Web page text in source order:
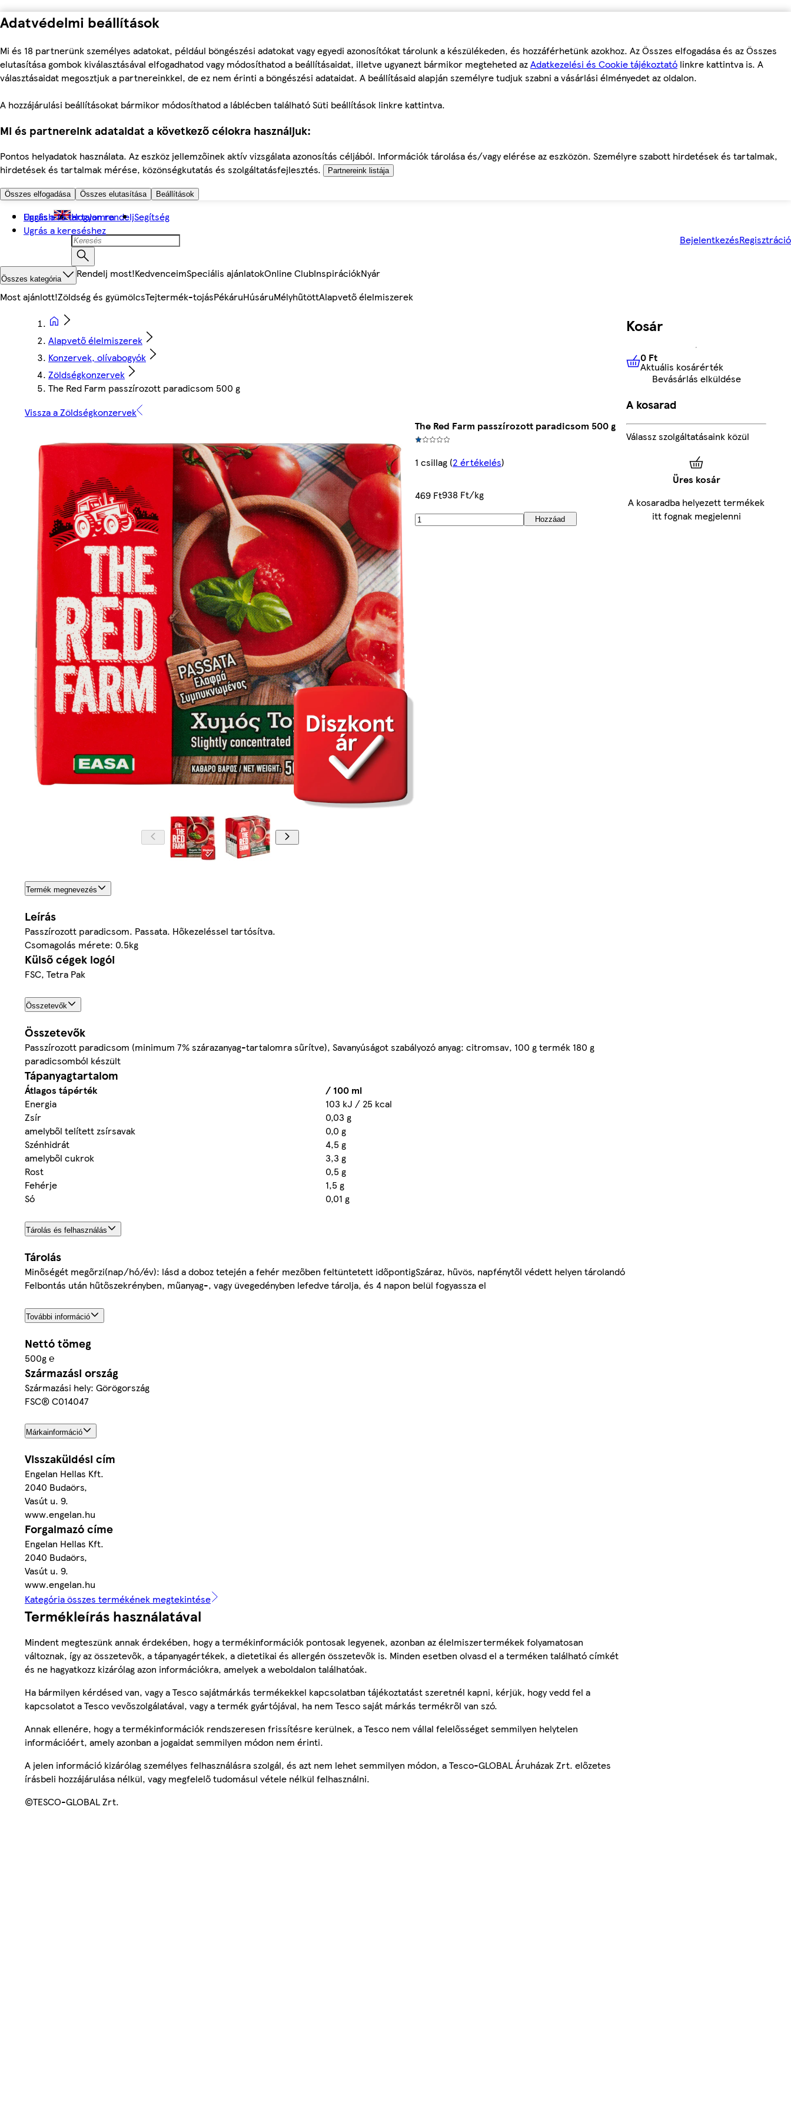
Adatvédelmi beállítások
Mi és 18 partnerünk személyes adatokat, például böngészési adatokat vagy egyedi azonosítókat tárolunk a készülékeden, és hozzáférhetünk azokhoz. Az Összes elfogadása és az Összes
elutasítása gombok kiválasztásával elfogadhatod vagy módosíthatod a beállításaidat, illetve ugyanezt bármikor megteheted azAdatkezelési és Cookie tájékoztató linkre kattintva is. A
választásaidat megosztjuk a partnereinkkel, de ez nem érinti a böngészési adataidat. A beállításaid alapján személyre tudjuk szabni a vásárlási élményedet az oldalon.
A hozzájárulási beállításokat bármikor módosíthatod a láblécben található Süti beállítások linkre kattintva.
Mi és partnereink adataidat a következő célokra használjuk:
Pontos helyadatok használata. Az eszköz jellemzőinek aktív vizsgálata azonosítás céljából. Információk tárolása és/vagy elérése az eszközön. Személyre szabott hirdetések és tartalmak,
hirdetések és tartalmak mérése, közönségkutatás és szolgáltatásfejlesztés.
Partnereink listája
Összes elfogadása Összes elutasítása Beállítások
Ugrás a fő tartalomra
Ugrás a kereséshez
English Hogyan rendeljSegítség
BejelentkezésRegisztráció
Összes kategória Rendelj most!KedvenceimSpeciális ajánlatokOnline ClubInspirációkNyár
Most ajánlott!Zöldség és gyümölcsTejtermék-tojásPékáruHúsáruMélyhűtöttAlapvető élelmiszerek
Alapvető élelmiszerek
Konzervek, olívabogyók
Zöldségkonzervek
The Red Farm passzírozott paradicsom 500 g
Vissza a Zöldségkonzervek
The Red Farm passzírozott paradicsom 500 g
1 csillag (2 értékelés)
469 Ft938 Ft/kg
Hozzáad
Termék megnevezés
Leírás
Passzírozott paradicsom. Passata. Hőkezeléssel tartósítva.
Csomagolás mérete: 0.5kg
Külső cégek logói
FSC, Tetra Pak
Összetevők
Összetevők
Passzírozott paradicsom (minimum 7% szárazanyag-tartalomra sűrítve), Savanyúságot szabályozó anyag: citromsav, 100 g termék 180 g
paradicsomból készült
Tápanyagtartalom
Átlagos tápérték
/ 100 ml
Energia
103 kJ / 25 kcal
Zsír
0,03 g
amelyből telített zsírsavak
0,0 g
Szénhidrát
4,5 g
amelyből cukrok
3,3 g
Rost
0,5 g
Fehérje
1,5 g
Só
0,01 g
Tárolás és felhasználás
Tárolás
Minőségét megőrzi(nap/hó/év): lásd a doboz tetején a fehér mezőben feltüntetett időpontigSzáraz, hűvös, napfénytől védett helyen tárolandó
Felbontás után hűtőszekrényben, műanyag-, vagy üvegedényben lefedve tárolja, és 4 napon belül fogyassza el
További információ
Nettó tömeg
500g ℮
Származási ország
Származási hely: Görögország
FSC® C014047
Márkainformáció
Visszaküldési cím
Engelan Hellas Kft.
2040 Budaörs,
Vasút u. 9.
www.engelan.hu
Forgalmazó címe
Engelan Hellas Kft.
2040 Budaörs,
Vasút u. 9.
www.engelan.hu
Kategória összes termékének megtekintése
Termékleírás használatával
Mindent megteszünk annak érdekében, hogy a termékinformációk pontosak legyenek, azonban az élelmiszertermékek folyamatosan
változnak, így az összetevők, a tápanyagértékek, a dietetikai és allergén összetevők is. Minden esetben olvasd el a terméken található címkét
és ne hagyatkozz kizárólag azon információkra, amelyek a weboldalon találhatóak.
Ha bármilyen kérdésed van, vagy a Tesco sajátmárkás termékekkel kapcsolatban tájékoztatást szeretnél kapni, kérjük, hogy vedd fel a
kapcsolatot a Tesco vevőszolgálatával, vagy a termék gyártójával, ha nem Tesco saját márkás termékről van szó.
Annak ellenére, hogy a termékinformációk rendszeresen frissítésre kerülnek, a Tesco nem vállal felelősséget semmilyen helytelen
információért, amely azonban a jogaidat semmilyen módon nem érinti.
A jelen információ kizárólag személyes felhasználásra szolgál, és azt nem lehet semmilyen módon, a Tesco-GLOBAL Áruházak Zrt. előzetes
írásbeli hozzájárulása nélkül, vagy megfelelő tudomásul vétele nélkül felhasználni.
©TESCO-GLOBAL Zrt.
Kosár
0 FtAktuális kosárérték
0 Ft
Aktuális kosárérték
Bevásárlás elküldése
A kosarad
Válassz szolgáltatásaink közül
Üres kosár
A kosaradba helyezett termékek
itt fognak megjelenni